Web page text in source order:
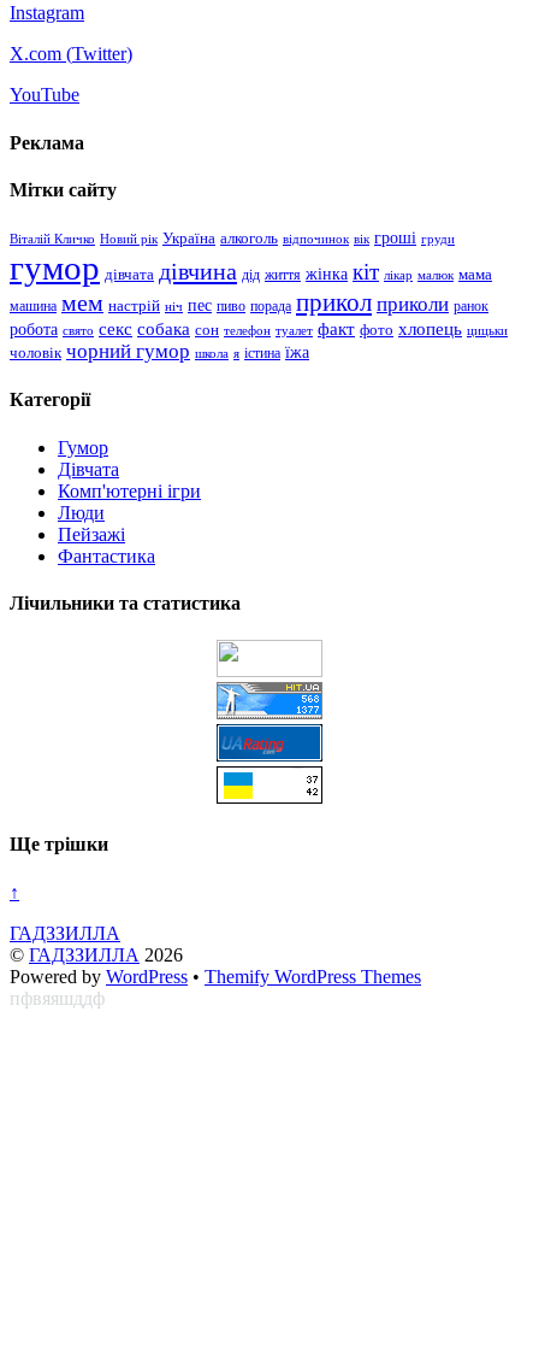
Instagram
X.com (Twitter)
YouTube
Реклама
Мітки сайту
Віталій Кличко Новий рік Україна алкоголь відпочинок вік гроші груди
гумор дівчата дівчина дід життя жінка кіт лікар малюк мама
машина мем настрій ніч пес пиво порада прикол приколи ранок
робота свято секс собака сон телефон туалет факт фото хлопець цицьки
чоловік чорний гумор школа я істина їжа
Категорії
Гумор
Дівчата
Комп'ютерні ігри
Люди
Пейзажі
Фантастика
Лічильники та статистика
Ще трішки
↑
ГАДЗЗИЛЛА
© ГАДЗЗИЛЛА 2026
Powered by WordPress • Themify WordPress Themes
пфвяяшддф